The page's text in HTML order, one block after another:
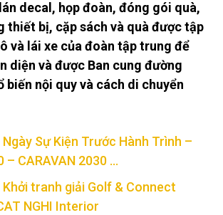
decal, họp đoàn, đóng gói quà,
thiết bị, cặp sách và quà được tập
và lái xe của đoàn tập trung để
diện và được Ban cung đường
biến nội quy và cách di chuyển
Ngày Sự Kiện Trước Hành Trình –
– CARAVAN 2030 …
Khởi tranh giải Golf & Connect
NGHI Interior